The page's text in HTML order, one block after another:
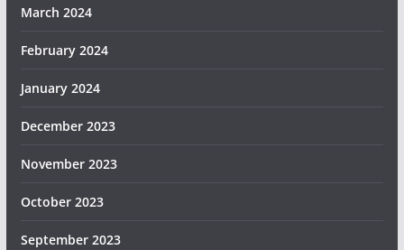
March 2024
February 2024
January 2024
December 2023
November 2023
October 2023
September 2023